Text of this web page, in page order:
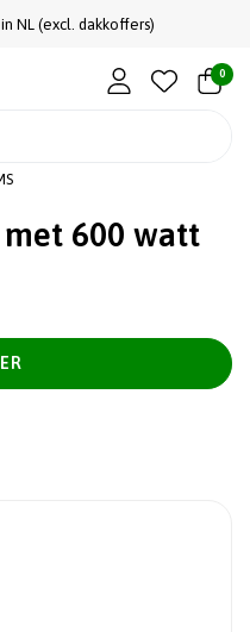
NL (excl. dakkoffers)
0
600 watt